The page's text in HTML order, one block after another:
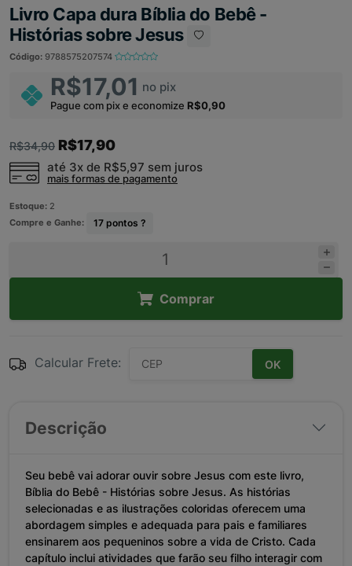
Livro Capa dura Bíblia do Bebê -
Histórias sobre Jesus
Código: 9788575207574
R$17,01 no pix
Pague com pix e economize R$0,90
R$34,90 R$17,90
até 3x de R$5,97 sem juros
mais formas de pagamento
Estoque: 2
Compre e Ganhe:
17 pontos ?
Comprar
Calcular Frete: OK
Descrição
Seu bebê vai adorar ouvir sobre Jesus com este livro,
Bíblia do Bebê - Histórias sobre Jesus. As histórias
selecionadas e as ilustrações coloridas oferecem uma
abordagem simples e adequada para pais e familiares
ensinarem aos pequeninos sobre a vida de Cristo. Cada
capítulo inclui atividades que farão seu filho interagir com